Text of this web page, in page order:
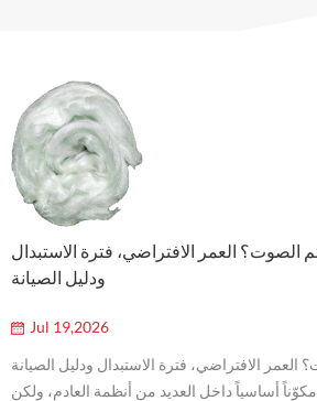
الصوت؟ العمر الافتراضي، فترة الاستبدال
ودليل الصيانة
Jul 19,2026
الافتراضي، فترة الاستبدال ودليل الصيانة
أساسياً داخل العديد من أنظمة العادم، ولكن